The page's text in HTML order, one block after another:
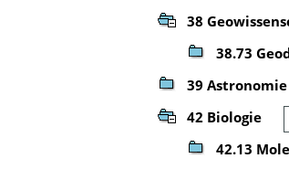
38
38.73
39 Astronomie
42 Biologie
42.13